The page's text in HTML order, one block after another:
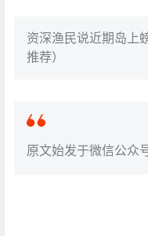
资深渔民说近期岛上
推荐）
原文始发于微信公众